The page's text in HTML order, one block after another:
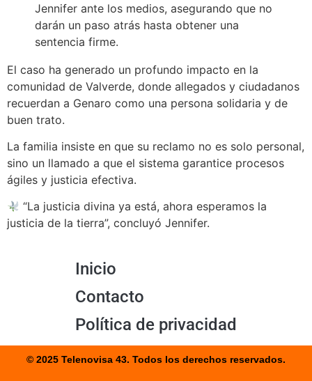
Jennifer ante los medios, asegurando que no
darán un paso atrás hasta obtener una
sentencia firme.
El caso ha generado un profundo impacto en la
comunidad de Valverde, donde allegados y ciudadanos
recuerdan a Genaro como una persona solidaria y de
buen trato.
La familia insiste en que su reclamo no es solo personal,
sino un llamado a que el sistema garantice procesos
ágiles y justicia efectiva.
“La justicia divina ya está, ahora esperamos la
justicia de la tierra”, concluyó Jennifer.
Inicio
Contacto
Política de privacidad
© 2025 Telenovisa 43. Todos los derechos reservados.